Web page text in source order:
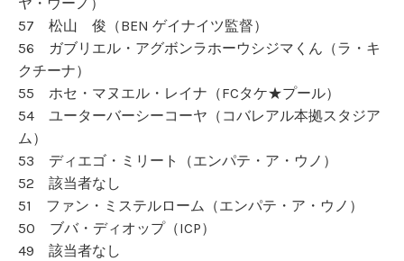
ヤ・ウーノ）
57 松山 俊（BEN ゲイナイツ監督）
56 ガブリエル・アグボンラホーウシジマくん（ラ・キ
クチーナ）
55 ホセ・マヌエル・レイナ（FCタケ★プール）
54 ユーターバーシーコーヤ（コバレアル本拠スタジア
ム）
53 ディエゴ・ミリート（エンパテ・ア・ウノ）
52 該当者なし
51 ファン・ミステルローム（エンパテ・ア・ウノ）
50 ブバ・ディオップ（ICP）
49 該当者なし